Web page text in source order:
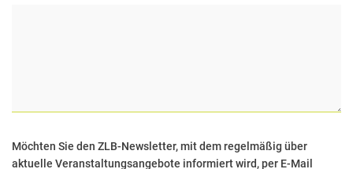
Möchten Sie den ZLB-Newsletter, mit dem regelmäßig über
aktuelle Veranstaltungsangebote informiert wird, per E-Mail